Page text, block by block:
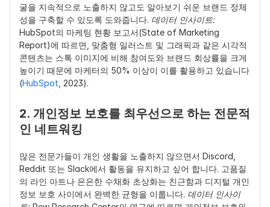
굴을 지속적으로 노출하지 않고도 알아보기 쉬운 브랜드 정체
성을 구축할 수 있도록 도와줍니다. 데이터 인사이트:
HubSpot의 마케팅 현황 보고서(State of Marketing
Report)에 따르면, 맞춤형 일러스트 및 그래픽과 같은 시각적
콘텐츠는 스톡 이미지에 비해 참여도와 브랜드 회상률을 크게
높이기 때문에 마케터의 50% 이상이 이를 활용하고 있습니다
(HubSpot , 2023).
2. 개인정보 보호를 최우선으로 하는 전문적
인 네트워킹
많은 전문가들이 개인 생활을 노출하지 않으면서 Discord,
Reddit 또는 Slack에서 활동을 유지하고 싶어 합니다. 고품질
의 라인 아트나 은은한 수채화 초상화는 친근함과 디지털 개인
정보 보호 사이에서 완벽한 균형을 이룹니다. 데이터 인사이